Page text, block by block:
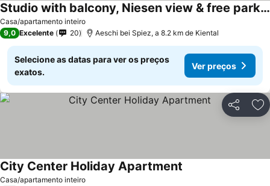
Casa/apartamento inteiro
Studio with balcony, Niesen view & free parking near Interlaken, Thunersee & Blausee
9,0 Excelente 20 Aeschi bei Spiez, a 8.2 km de Kiental
Selecione as datas para ver os preços
exatos.
Ver preços
Partilhar
Casa/apartamento inteiro
City Center Holiday Apartment